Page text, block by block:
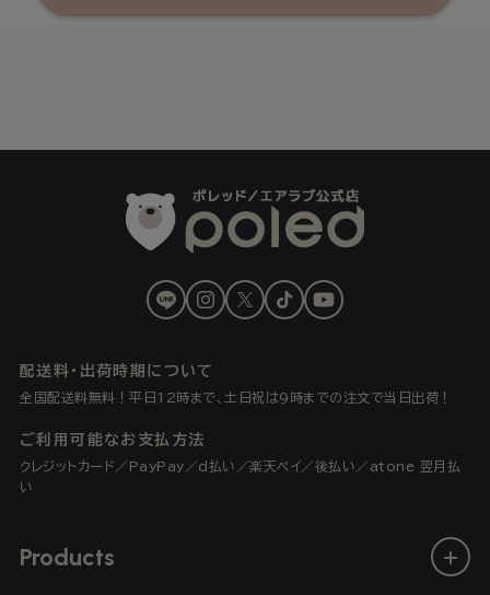
LINEInstagram
X
TikTokYouTube
配送料・出荷時期について
全国配送料無料！平日12時まで、土日祝は9時までの注文で当日出荷！
ご利用可能なお支払方法
クレジットカード／PayPay／d払い／楽天ペイ／後払い／atone 翌月払
い
Products